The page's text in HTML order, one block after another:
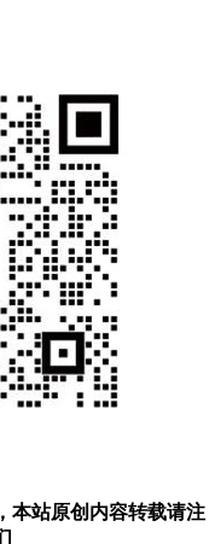
本站原创内容转载请注